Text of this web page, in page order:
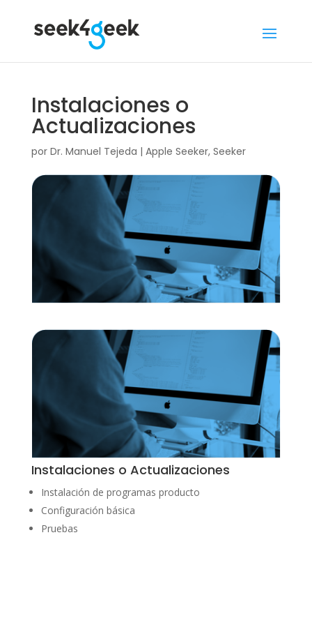
Instalaciones o
Actualizaciones
por Dr. Manuel Tejeda | Apple Seeker, Seeker
Instalaciones o Actualizaciones
Instalación de programas producto
Configuración básica
Pruebas